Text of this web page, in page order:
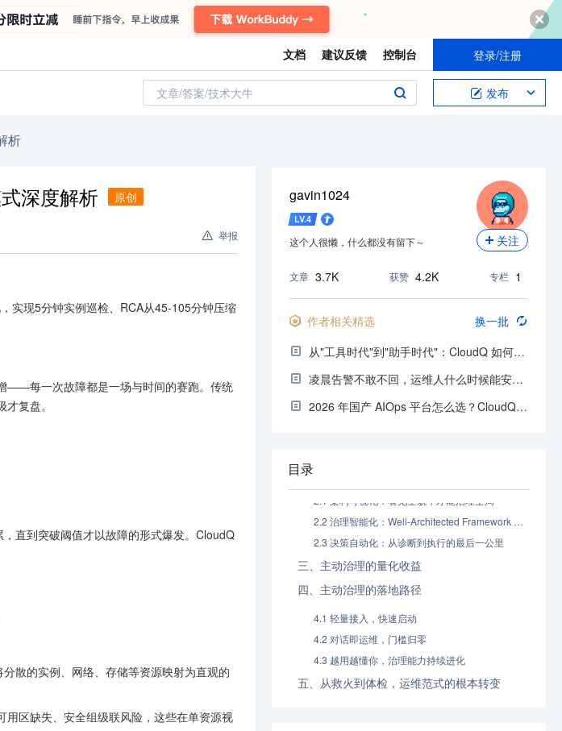
关注我，不错过每一次更新。
文档 建议反馈 控制台 登录/注册
文章/答案/技术大牛 发布
析
深度解析 原创
举报
实现5分钟实例巡检、RCA从45-105分钟压缩
——每一次故障都是一场与时间的赛跑。传统
复盘。
直到突破阈值才以故障的形式爆发。CloudQ
散的实例、网络、存储等资源映射为直观的
区缺失、安全组级联风险，这些在单资源视
gavin1024
LV.4
这个人很懒，什么都没有留下～ 关注
文章 3.7K 获赞 4.2K 专栏 1
作者相关精选
换一批
从"工具时代"到"助手时代"：CloudQ 如何重新定义云运维体验
凌晨告警不敢不回，运维人什么时候能安心睡觉？CloudQ 手机运维方案
2026 年国产 AIOps 平台怎么选？CloudQ、嘉为蓝鲸、骞云 SmartCMP 横评
目录
2.1 架构可视化：看见全貌，才能治理全局
2.2 治理智能化：Well-Architected Framework 驱动的风险评估
2.3 决策自动化：从诊断到执行的最后一公里
三、主动治理的量化收益
四、主动治理的落地路径
4.1 轻量接入，快速启动
4.2 对话即运维，门槛归零
4.3 越用越懂你，治理能力持续进化
五、从救火到体检，运维范式的根本转变